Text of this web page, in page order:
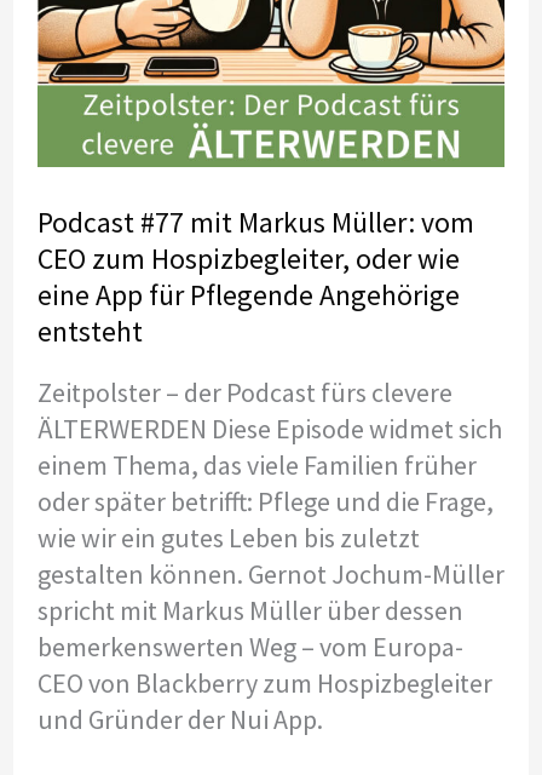
Podcast #77 mit Markus Müller: vom
CEO zum Hospizbegleiter, oder wie
eine App für Pflegende Angehörige
entsteht
Zeitpolster – der Podcast fürs clevere
ÄLTERWERDEN Diese Episode widmet sich
einem Thema, das viele Familien früher
oder später betrifft: Pflege und die Frage,
wie wir ein gutes Leben bis zuletzt
gestalten können. Gernot Jochum-Müller
spricht mit Markus Müller über dessen
bemerkenswerten Weg – vom Europa-
CEO von Blackberry zum Hospizbegleiter
und Gründer der Nui App.